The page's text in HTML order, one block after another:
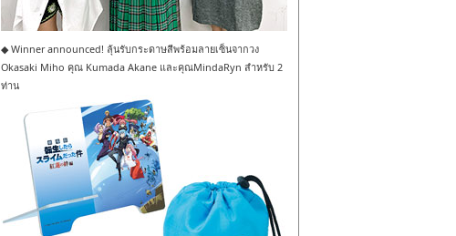
◆ Winner announced! ลุ้นรับกระดาษสีพร้อมลายเซ็นจากวง
Okasaki Miho คุณ Kumada Akane และคุณMindaRyn สำหรับ 2
ท่าน